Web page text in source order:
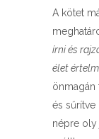
A kötet
írni és
élet
és
népre oly